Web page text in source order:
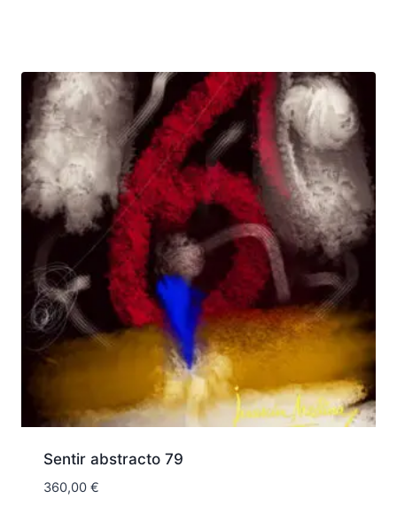
Sentir abstracto 79
360,00 €